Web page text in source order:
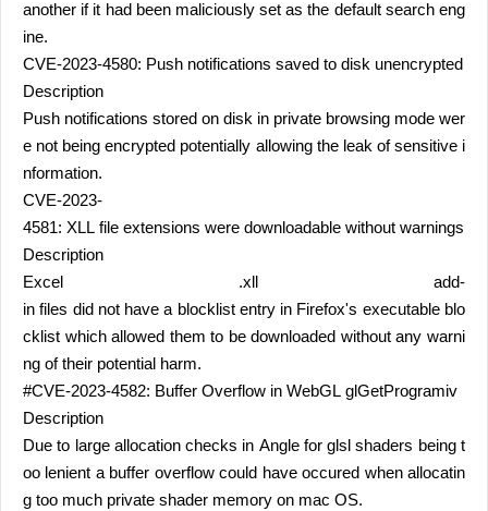
another if it had been maliciously set as the default search eng
ine.
CVE-2023-4580: Push notifications saved to disk unencrypted
Description
Push notifications stored on disk in private browsing mode wer
e not being encrypted potentially allowing the leak of sensitive i
nformation.
CVE-2023-
4581: XLL file extensions were downloadable without warnings
Description
Excel .xll add-
in files did not have a blocklist entry in Firefox's executable blo
cklist which allowed them to be downloaded without any warni
ng of their potential harm.
#CVE-2023-4582: Buffer Overflow in WebGL glGetProgramiv
Description
Due to large allocation checks in Angle for glsl shaders being t
oo lenient a buffer overflow could have occured when allocatin
g too much private shader memory on mac OS.